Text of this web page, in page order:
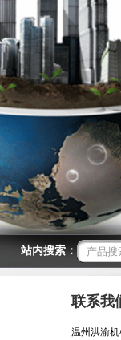
站内搜索：
联系我
温州洪渝